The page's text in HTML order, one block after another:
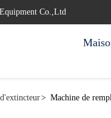
Co.,Ltd
> Machine de